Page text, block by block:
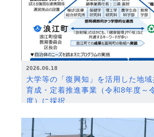
2026.06.18
大学等の「復興知」を活用した地
育成・定着推進事業（令和8年度～
度）に採択